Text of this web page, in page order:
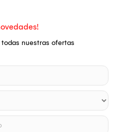
nuestras ofertas